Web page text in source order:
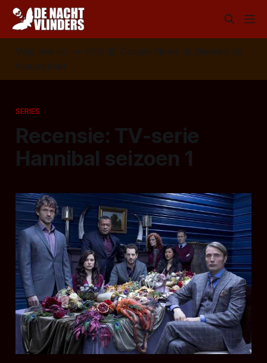
Volg ons op: 📣 RSS 📰 Google News 🦋 Bluesky
✉️
Nieuwsbrief
SERIES
Recensie: TV-serie
Hannibal seizoen 1